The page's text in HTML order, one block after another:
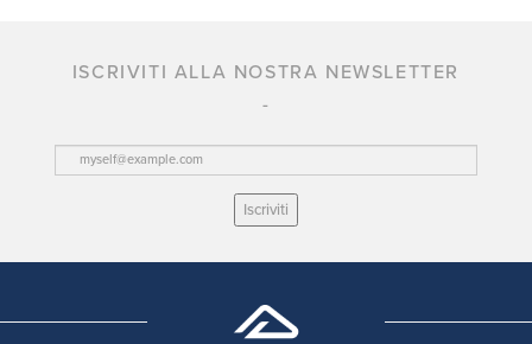
ISCRIVITI ALLA NOSTRA NEWSLETTER
Iscriviti